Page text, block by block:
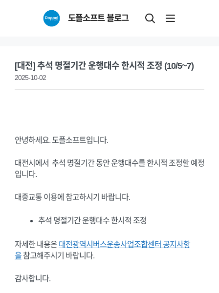
도플소프트 블로그
[대전] 추석 명절기간 운행대수 한시적 조정 (10/5~7)
2025-10-02
안녕하세요. 도플소프트입니다.
대전시에서 추석 명절기간 동안 운행대수를 한시적 조정할 예정
입니다.
대중교통 이용에 참고하시기 바랍니다.
추석 명절기간 운행대수 한시적 조정
자세한 내용은 대전광역시버스운송사업조합센터 공지사항
을 참고해주시기 바랍니다.
감사합니다.